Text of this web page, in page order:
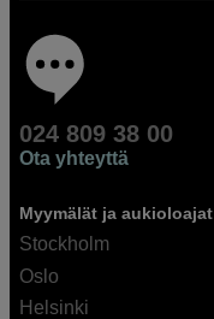
024 809 38 00
Ota yhteyttä
Myymälät ja aukioloajat
Stockholm
Oslo
Helsinki